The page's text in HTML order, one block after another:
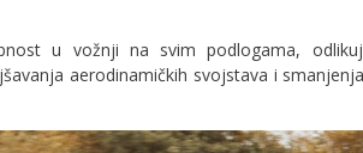
u vožnji na svim podlogama,
aerodinamičkih svojstava i